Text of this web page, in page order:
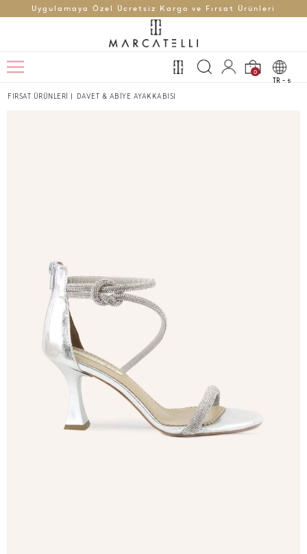
Uygulamaya Özel Ücretsiz Kargo ve Fırsat Ürünleri
0
TR - t
FIRSAT ÜRÜNLERİ | DAVET & ABİYE AYAKKABISI